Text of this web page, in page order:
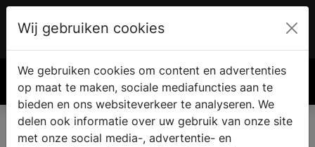
€ 0.00
Wij gebruiken cookies
We gebruiken cookies om content en advertenties
op maat te maken, sociale mediafuncties aan te
bieden en ons websiteverkeer te analyseren. We
delen ook informatie over uw gebruik van onze site
met onze social media-, advertentie- en